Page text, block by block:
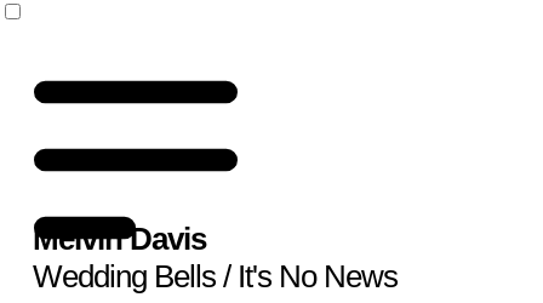
Melvin Davis
Wedding Bells / It's No News